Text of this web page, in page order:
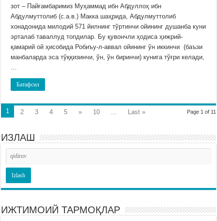
зот – Пайғамбаримиз Муҳаммад ибн Абдуллоҳ ибн
Абдулмуттолиб (с.а.в.) Макка шаҳрида, Абдулмуттолиб
хонадонида милодий 571 йилнинг тўртинчи ойининг душанба куни
эрталаб таваллуд топдилар. Бу қувончли ҳодиса ҳижрий-
қамарий ой ҳисобида Робиъу-л-аввал ойининг ўн иккинчи (баъзи
манбаларда эса тўққизинчи, ўн, ўн биринчи) кунига тўғри келади,
Батафсил
Page 1 of 11
1 2 3 4 5 » 10 Last »
ИЗЛАШ
ИЖТИМОИЙ ТАРМОҚЛАР